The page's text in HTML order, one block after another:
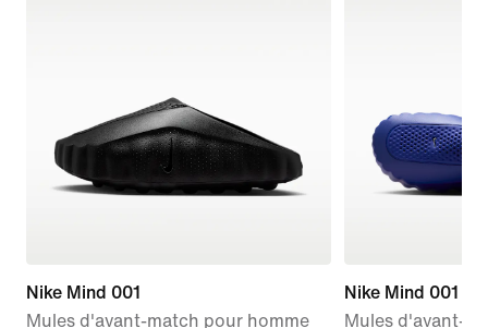
Nike Mind 001
Mules d'avant-match pour homme
Nike Mind 001
Mules d'avant-